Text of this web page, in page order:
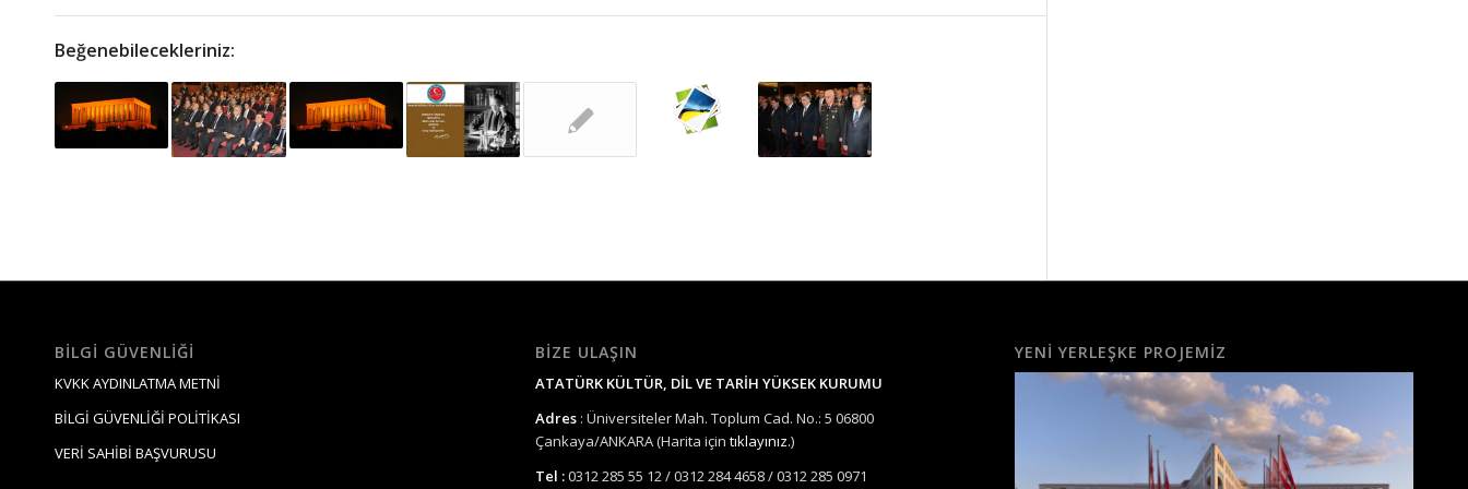
Beğenebilecekleriniz:
BILGI GÜVENLIĞI
KVKK AYDINLATMA METNİ
BİLGİ GÜVENLİĞİ POLİTİKASI
VERİ SAHİBİ BAŞVURUSU
BIZE ULAŞIN
ATATÜRK KÜLTÜR, DİL VE TARİH YÜKSEK KURUMU
Adres : Üniversiteler Mah. Toplum Cad. No.: 5 06800
Çankaya/ANKARA (Harita için tıklayınız.)
Tel :0312 285 55 12 / 0312 284 4658 / 0312 285 0971
YENI YERLEŞKE PROJEMIZ